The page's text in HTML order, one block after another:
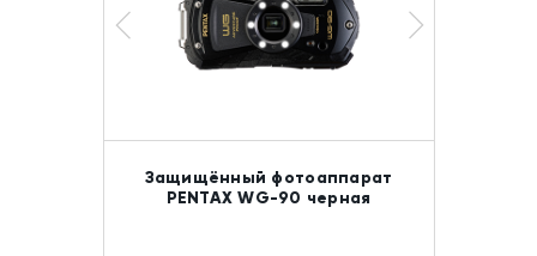
Защищённый фотоаппарат
PENTAX WG-90 черная